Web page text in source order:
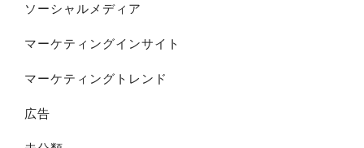
ソーシャルメディア
マーケティングインサイト
マーケティングトレンド
広告